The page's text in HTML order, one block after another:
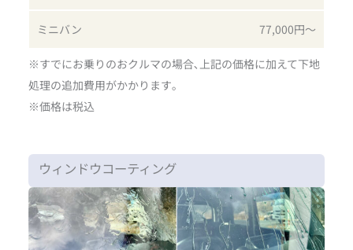
ミニバン 77,000円〜
※すでにお乗りのおクルマの場合､上記の価格に加えて下地
処理の追加費用がかかります｡
※価格は税込
ウィンドウコーティング